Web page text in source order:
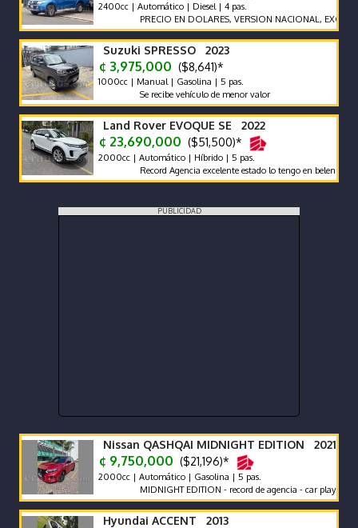
2400cc | Automático | Diesel | 4 pas.
PRECIO EN DOLARES, VERSION NACIONAL,
Suzuki SPRESSO 2023
¢ 3,975,000 ($8,641)*
1000cc | Manual | Gasolina | 5 pas.
Se recibe vehículo de menor valor
Land Rover EVOQUE SE 2022
¢ 23,690,000 ($51,500)*
2000cc | Automático | Híbrido | 5 pas.
Record Agencia excelente estado lo tengo en belen heredia
PUBLICIDAD
Nissan QASHQAI MIDNIGHT EDITION 2021
¢ 9,750,000 ($21,196)*
2000cc | Automático | Gasolina | 5 pas.
MIDNIGHT EDITION - record de agencia - car play - poco
Hyundai ACCENT 2013